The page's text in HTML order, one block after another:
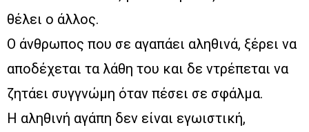
θέλει ο άλλος.
Ο άνθρωπος που σε αγαπάει αληθινά, ξέρει να
αποδέχεται τα λάθη του και δε ντρέπεται να
ζητάει συγγνώμη όταν πέσει σε σφάλμα.
Η αληθινή αγάπη δεν είναι εγωιστική,